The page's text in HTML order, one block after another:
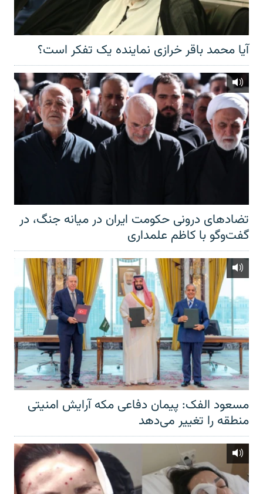
آیا محمد باقر خرازی نماینده یک تفکر است؟
تضادهای درونی حکومت ایران در میانه جنگ، در
گفت‌‌وگو با کاظم علمداری
مسعود الفک: پیمان دفاعی مکه آرایش امنیتی
منطقه را تغییر می‌دهد